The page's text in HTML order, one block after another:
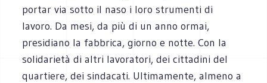
portar via sotto il naso i loro strumenti di
lavoro. Da mesi, da più di un anno ormai,
presidiano la fabbrica, giorno e notte. Con la
solidarietà di altri lavoratori, dei cittadini del
quartiere, dei sindacati. Ultimamente, almeno a